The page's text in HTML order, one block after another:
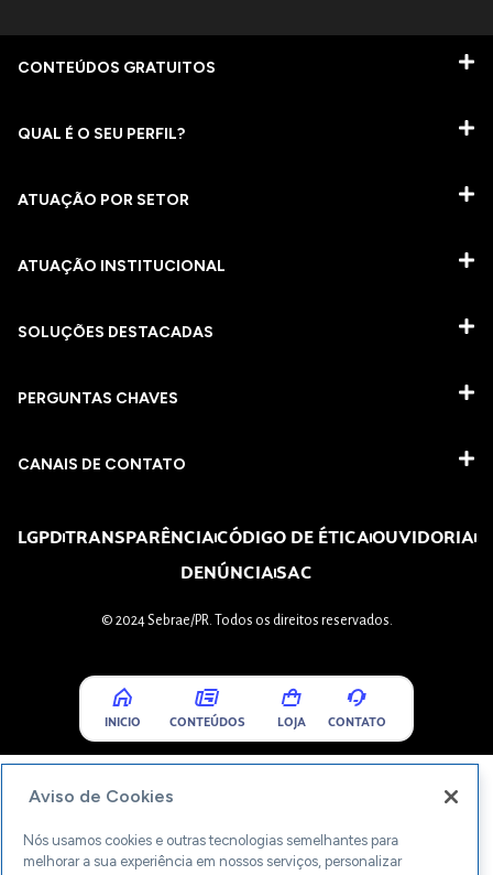
CONTEÚDOS GRATUITOS
QUAL É O SEU PERFIL?
ATUAÇÃO POR SETOR
ATUAÇÃO INSTITUCIONAL
SOLUÇÕES DESTACADAS
PERGUNTAS CHAVES​
CANAIS DE CONTATO
LGPDTRANSPARÊNCIACÓDIGO DE ÉTICAOUVIDORIA
DENÚNCIASAC
© 2024 Sebrae/PR. Todos os direitos reservados.
INICIO CONTEÚDOS LOJA CONTATO
Aviso de Cookies
Nós usamos cookies e outras tecnologias semelhantes para
melhorar a sua experiência em nossos serviços, personalizar